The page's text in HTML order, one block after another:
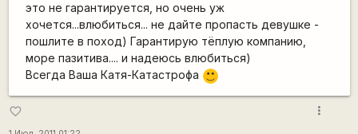
это не гарантируется, но очень уж
хочется...влюбиться... не дайте пропасть девушке -
пошлите в поход) Гарантирую тёплую компанию,
море пазитива.... и надеюсь влюбиться)
Всегда Ваша Катя-Катастрофа
:)
favorite_border more_vert